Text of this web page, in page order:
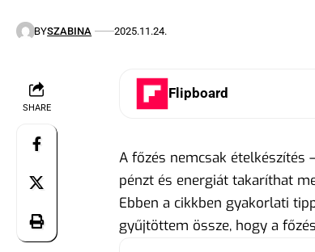
BYSZABINA 2025.11.24.
SHARE
Flipboard
A főzés nemcsak ételkészítés
pénzt és energiát takaríthat
Ebben a cikkben gyakorlati
gyűjtöttem össze, hogy a